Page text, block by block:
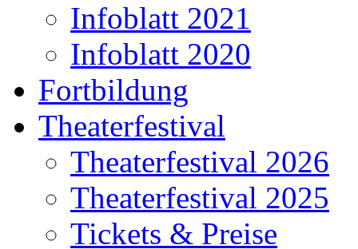
Infoblatt 2021
Infoblatt 2020
Fortbildung
Theaterfestival
Theaterfestival 2026
Theaterfestival 2025
Tickets & Preise